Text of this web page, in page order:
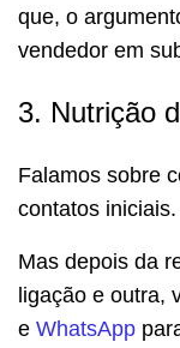
que, o
vendedor em
3. Nutrição
Falamos sobre
contatos iniciais.
Mas depois da
ligação e outra,
e WhatsApp